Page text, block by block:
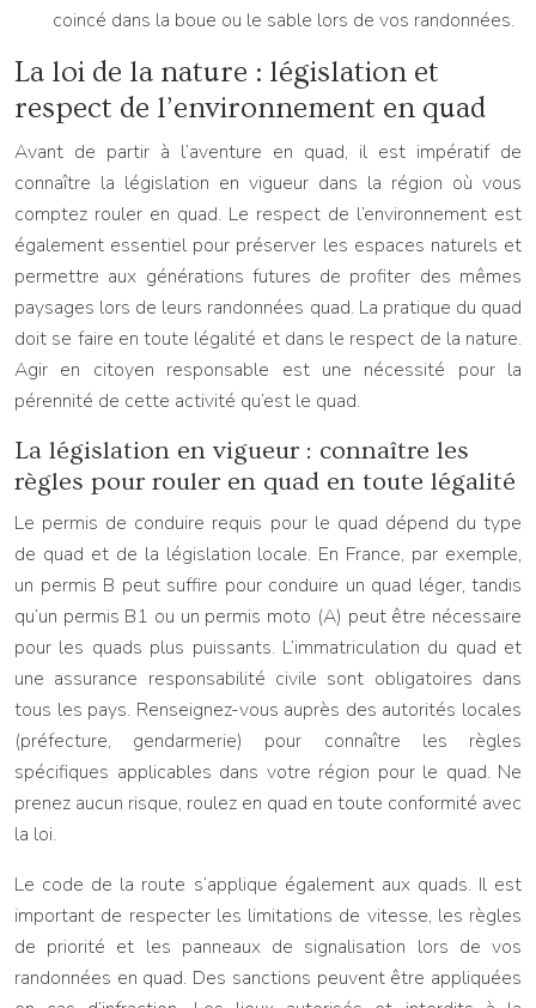
coincé dans la boue ou le sable lors de vos randonnées.
La loi de la nature : législation et
respect de l’environnement en quad
Avant de partir à l’aventure en quad, il est impératif de
connaître la législation en vigueur dans la région où vous
comptez rouler en quad. Le respect de l’environnement est
également essentiel pour préserver les espaces naturels et
permettre aux générations futures de profiter des mêmes
paysages lors de leurs randonnées quad. La pratique du quad
doit se faire en toute légalité et dans le respect de la nature.
Agir en citoyen responsable est une nécessité pour la
pérennité de cette activité qu’est le quad.
La législation en vigueur : connaître les
règles pour rouler en quad en toute légalité
Le permis de conduire requis pour le quad dépend du type
de quad et de la législation locale. En France, par exemple,
un permis B peut suffire pour conduire un quad léger, tandis
qu’un permis B1 ou un permis moto (A) peut être nécessaire
pour les quads plus puissants. L’immatriculation du quad et
une assurance responsabilité civile sont obligatoires dans
tous les pays. Renseignez-vous auprès des autorités locales
(préfecture, gendarmerie) pour connaître les règles
spécifiques applicables dans votre région pour le quad. Ne
prenez aucun risque, roulez en quad en toute conformité avec
la loi.
Le code de la route s’applique également aux quads. Il est
important de respecter les limitations de vitesse, les règles
de priorité et les panneaux de signalisation lors de vos
randonnées en quad. Des sanctions peuvent être appliquées